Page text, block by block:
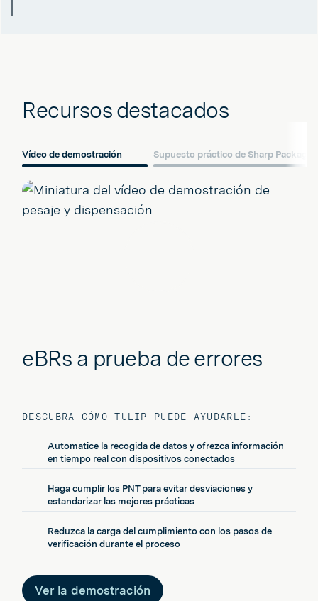
Recursos destacados
Vídeo de demostración Supuesto práctico de Sharp
eBRs a prueba de errores
DESCUBRA CÓMO TULIP PUEDE AYUDARLE:
Automatice la recogida de datos y ofrezca información
en tiempo real con dispositivos conectados
Haga cumplir los PNT para evitar desviaciones y
estandarizar las mejores prácticas
Reduzca la carga del cumplimiento con los pasos de
verificación durante el proceso
Ver la demostración